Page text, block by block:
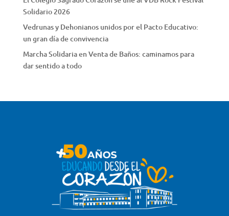
Solidario 2026
Vedrunas y Dehonianos unidos por el Pacto Educativo:
un gran día de convivencia
Marcha Solidaria en Venta de Baños: caminamos para
dar sentido a todo